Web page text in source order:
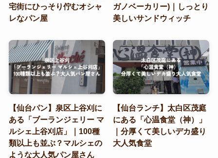
宅街にひっそり佇むオシャ
レなパン屋
ガノベーカリー)｜しっとり
美しいサンドウィッチ
【仙台パン】泉区上谷刈に
ある「ブーランジェリー マ
ルシェ上谷刈店」｜100種
類以上も並ぶ？マルシェの
ような大人気パン屋さん
【仙台ランチ】太白区茂庭
にある「心温食堂（神）」
｜分厚くて美しいデカ盛り
大人気食堂